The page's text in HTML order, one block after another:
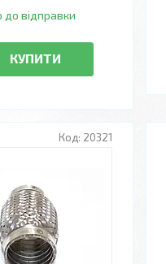
до відправки
КУПИТИ
20321